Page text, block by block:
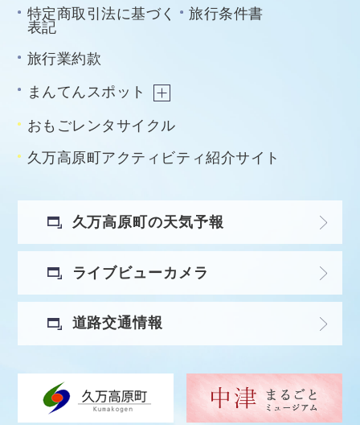
特定商取引法に基づく
表記
旅行条件書
旅行業約款
まんてんスポット
おもごレンタサイクル
久万高原町アクティビティ紹介サイト
久万高原町の天気予報
ライブビューカメラ
道路交通情報